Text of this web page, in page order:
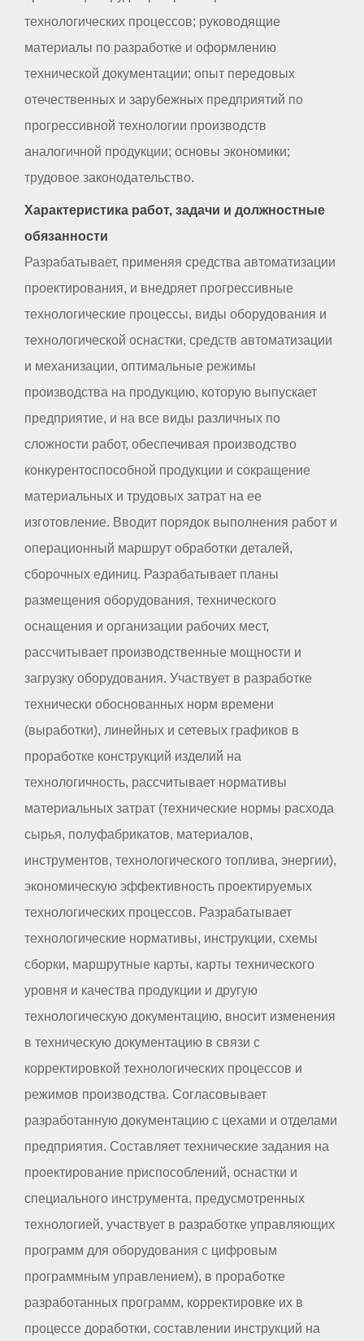
технологических процессов; руководящие
материалы по разработке и оформлению
технической документации; опыт передовых
отечественных и зарубежных предприятий по
прогрессивной технологии производств
аналогичной продукции; основы экономики;
трудовое законодательство.
Характеристика работ, задачи и должностные
обязанности
Разрабатывает, применяя средства автоматизации
проектирования, и внедряет прогрессивные
технологические процессы, виды оборудования и
технологической оснастки, средств автоматизации
и механизации, оптимальные режимы
производства на продукцию, которую выпускает
предприятие, и на все виды различных по
сложности работ, обеспечивая производство
конкурентоспособной продукции и сокращение
материальных и трудовых затрат на ее
изготовление. Вводит порядок выполнения работ и
операционный маршрут обработки деталей,
сборочных единиц. Разрабатывает планы
размещения оборудования, технического
оснащения и организации рабочих мест,
рассчитывает производственные мощности и
загрузку оборудования. Участвует в разработке
технически обоснованных норм времени
(выработки), линейных и сетевых графиков в
проработке конструкций изделий на
технологичность, рассчитывает нормативы
материальных затрат (технические нормы расхода
сырья, полуфабрикатов, материалов,
инструментов, технологического топлива, энергии),
экономическую эффективность проектируемых
технологических процессов. Разрабатывает
технологические нормативы, инструкции, схемы
сборки, маршрутные карты, карты технического
уровня и качества продукции и другую
технологическую документацию, вносит изменения
в техническую документацию в связи с
корректировкой технологических процессов и
режимов производства. Согласовывает
разработанную документацию с цехами и отделами
предприятия. Составляет технические задания на
проектирование приспособлений, оснастки и
специального инструмента, предусмотренных
технологией, участвует в разработке управляющих
программ для оборудования с цифровым
программным управлением), в проработке
разработанных программ, корректировке их в
процессе доработки, составлении инструкций на